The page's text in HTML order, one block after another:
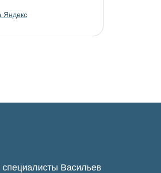
Яндекс
Васильев